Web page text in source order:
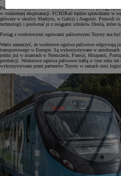
Podczas kolejnych testów elektryczno-wodorowy pociąg
w codziennej eksploatacji. FCH2Rail będzie sprawdzany w
głównie w okolicy Madrytu, w Galicji i Aragonii. Pozwoli to
technologii i porównać je z osiągami silników Diesla, które
Pociąg z wodorowymi ogniwami paliwowymi Toyoty ma
Warto zaznaczyć, że wodorowe ogniwa paliwowe odgrywają
transportowego w Europie. Są wykorzystywane w
jeździ już w miastach w Niemczech, Francji, Hiszpanii,
produkcji. Wodorowe ogniwa paliwowe trafią w tym roku
wykorzystywane przez partnerów Toyoty w ramach sieci